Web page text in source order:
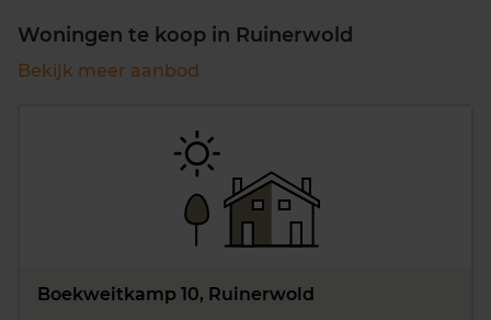
Woningen te koop in Ruinerwold
Bekijk meer aanbod
Boekweitkamp 10, Ruinerwold